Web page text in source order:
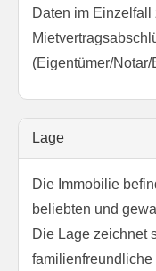
Daten im Einzelfall
(Eigentümer/
Lage
Die Immobilie
beliebten und
Die Lage zeichnet